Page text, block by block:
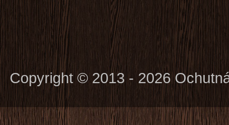
Copyright © 2013 - 2026